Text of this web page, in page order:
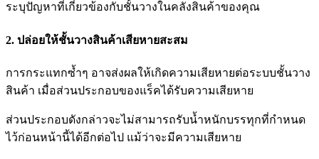
ระบุปัญหาที่เกี่ยวข้องกับชั้นวางในคลังสินค้าของคุณ
2. ปล่อยให้ชั้นวางสินค้าเสียหายสะสม
การกระแทกซ้ำๆ อาจส่งผลให้เกิดความเสียหายต่อระบบชั้นวาง
สินค้า เมื่อส่วนประกอบของแร็คได้รับความเสียหาย
ส่วนประกอบดังกล่าวจะไม่สามารถรับน้ำหนักบรรทุกที่กำหนด
ไว้ก่อนหน้านี้ได้อีกต่อไป แม้ว่าจะมีความเสียหาย